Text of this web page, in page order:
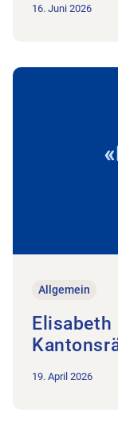
16. Juni 2026
Allgemein
Elisabeth
19. April 2026
Zum Beitrag